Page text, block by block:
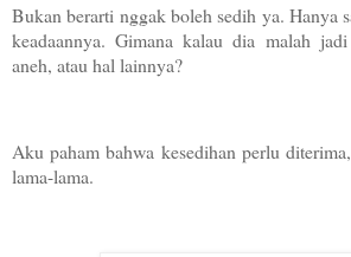
Bukan berarti nggak boleh sedih ya. Hanya
keadaannya. Gimana kalau dia malah
aneh, atau hal lainnya?
Aku paham bahwa kesedihan perlu
lama-lama.